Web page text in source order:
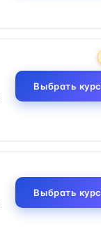
Выбрать курс
Выбрать курс